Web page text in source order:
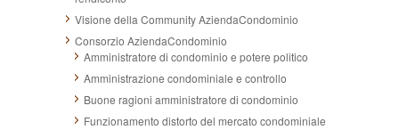
Visione della Community AziendaCondominio
Consorzio AziendaCondominio
Amministratore di condominio e potere politico
Amministrazione condominiale e controllo
Buone ragioni amministratore di condominio
Funzionamento distorto del mercato condominiale